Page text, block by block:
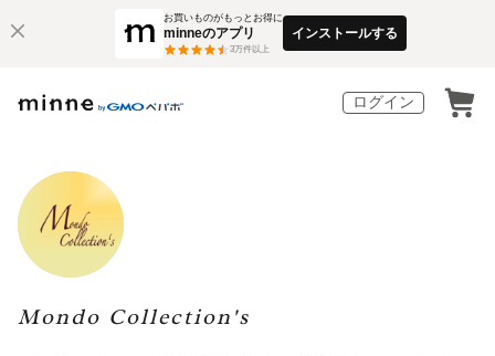
お買いものがもっとお得に
minneのアプリ
3万件以上
インストールする
ログイン
Mondo Collection's